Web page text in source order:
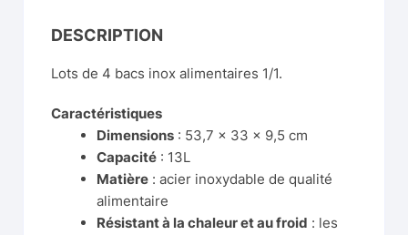
DESCRIPTION
Lots de 4 bacs inox alimentaires 1/1.
Caractéristiques
Dimensions : 53,7 x 33 x 9,5 cm
Capacité : 13L
Matière : acier inoxydable de qualité
alimentaire
Résistant à la chaleur et au froid : les